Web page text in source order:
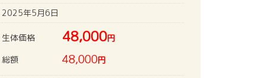
2025年5月6日
生体価格 48,000円
総額
48,000円